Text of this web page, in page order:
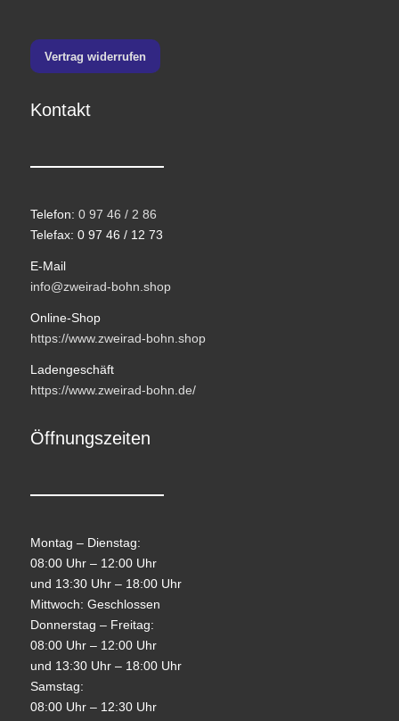
Vertrag widerrufen
Kontakt
Telefon: 0 97 46 / 2 86
Telefax: 0 97 46 / 12 73
E-Mail
info@zweirad-bohn.shop
Online-Shop
https://www.zweirad-bohn.shop
Ladengeschäft
https://www.zweirad-bohn.de/
Öffnungszeiten
Montag – Dienstag:
08:00 Uhr – 12:00 Uhr
und 13:30 Uhr – 18:00 Uhr
Mittwoch: Geschlossen
Donnerstag – Freitag:
08:00 Uhr – 12:00 Uhr
und 13:30 Uhr – 18:00 Uhr
Samstag:
08:00 Uhr – 12:30 Uhr